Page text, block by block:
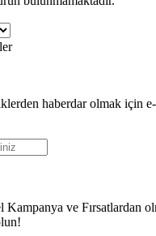
haberdar olmak için
Kampanya ve Fırsatlardan